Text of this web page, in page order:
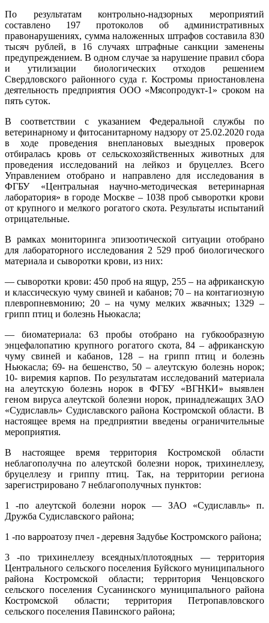
По результатам контрольно-надзорных мероприятий
составлено 197 протоколов об административных
правонарушениях, сумма наложенных штрафов составила 830
тысяч рублей, в 16 случаях штрафные санкции заменены
предупреждением. В одном случае за нарушение правил сбора
и утилизации биологических отходов решением
Свердловского районного суда г. Костромы приостановлена
деятельность предприятия ООО «Мясопродукт-1» сроком на
пять суток.
В соответствии с указанием Федеральной службы по
ветеринарному и фитосанитарному надзору от 25.02.2020 года
в ходе проведения внеплановых выездных проверок
отбиралась кровь от сельскохозяйственных животных для
проведения исследований на лейкоз и бруцеллез. Всего
Управлением отобрано и направлено для исследования в
ФГБУ «Центральная научно-методическая ветеринарная
лаборатория» в городе Москве – 1038 проб сыворотки крови
от крупного и мелкого рогатого скота. Результаты испытаний
отрицательные.
В рамках мониторинга эпизоотической ситуации отобрано
для лабораторного исследования 2 529 проб биологического
материала и сыворотки крови, из них:
— сыворотки крови: 450 проб на ящур, 255 – на африканскую
и классическую чуму свиней и кабанов; 70 – на контагиозную
плевропневмонию; 20 – на чуму мелких жвачных; 1329 –
грипп птиц и болезнь Ньюкасла;
— биоматериала: 63 пробы отобрано на губкообразную
энцефалопатию крупного рогатого скота, 84 – африканскую
чуму свиней и кабанов, 128 – на грипп птиц и болезнь
Ньюкасла; 69- на бешенство, 50 – алеутскую болезнь норок;
10- виремия карпов. По результатам исследований материала
на алеутскую болезнь норок в ФГБУ «ВГНКИ» выявлен
геном вируса алеутской болезни норок, принадлежащих ЗАО
«Судиславль» Судиславского района Костромской области. В
настоящее время на предприятии введены ограничительные
мероприятия.
В настоящее время территория Костромской области
неблагополучна по алеутской болезни норок, трихинеллезу,
бруцеллезу и гриппу птиц. Так, на территории региона
зарегистрировано 7 неблагополучных пунктов:
1 -по алеутской болезни норок — ЗАО «Судиславль» п.
Дружба Судиславского района;
1 -по варроатозу пчел - деревня Задубье Костромского района;
3 -по трихинеллезу всеядных/плотоядных — территория
Центрального сельского поселения Буйского муниципального
района Костромской области; территория Ченцовского
сельского поселения Сусанинского муниципального района
Костромской области; территория Петропавловского
сельского поселения Павинского района;